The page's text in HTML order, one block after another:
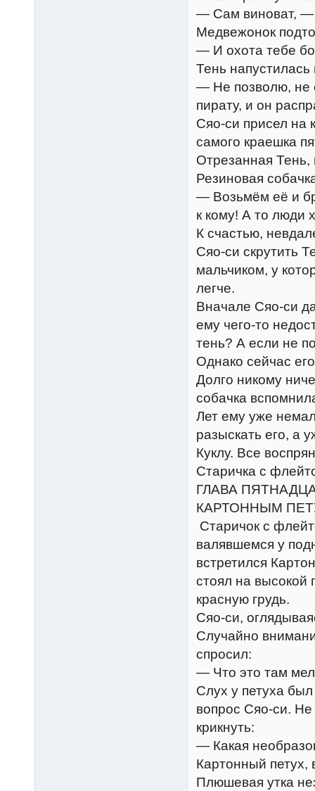
— Сам виноват, —
Медвежонок
— И охота тебе
Тень напустилась
— Не позволю, не
пирату, и он
Сяо-си присел на
самого краешка
Отрезанная Тень,
Резиновая
— Возьмём её и
к кому! А то люди
К счастью,
Сяо-си скрутить
мальчиком, у
легче.
Вначале Сяо-си
ему чего-то
тень? А если не
Однако сейчас
Долго никому
собачка
Лет ему уже
разыскать его, а
Куклу. Все
Старичка с
ГЛАВА
КАРТОННЫМ
Старичок с
валявшемся у
встретился
стоял на высокой
красную грудь.
Сяо-си,
Случайно
спросил:
— Что это там
Слух у петуха
вопрос Сяо-си.
крикнуть:
— Какая
Картонный
Плюшевая утка